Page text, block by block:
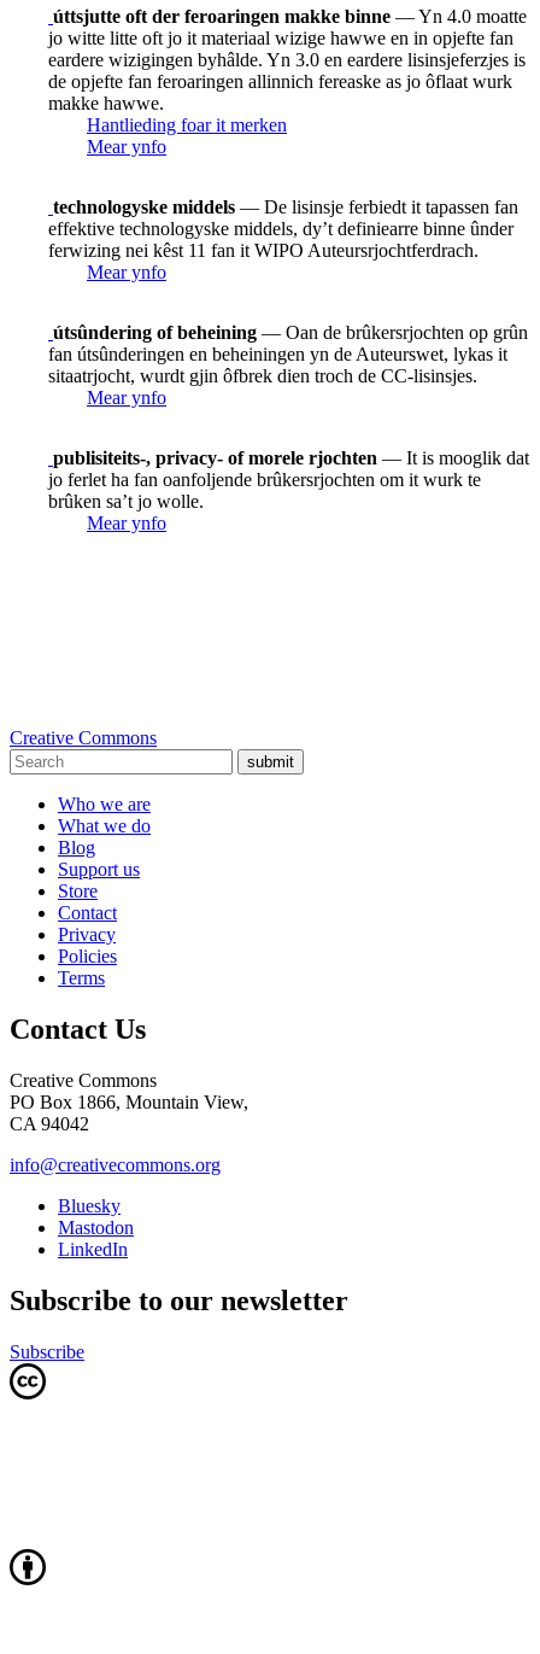
úttsjutte oft der feroaringen makke binne — Yn 4.0 moatte
jo witte litte oft jo it materiaal wizige hawwe en in opjefte fan
eardere wizigingen byhâlde. Yn 3.0 en eardere lisinsjeferzjes is
de opjefte fan feroaringen allinnich fereaske as jo ôflaat wurk
makke hawwe.
Hantlieding foar it merken
Mear ynfo
technologyske middels — De lisinsje ferbiedt it tapassen fan
effektive technologyske middels, dy’t definiearre binne ûnder
ferwizing nei kêst 11 fan it WIPO Auteursrjochtferdrach.
Mear ynfo
útsûndering of beheining — Oan de brûkersrjochten op grûn
fan útsûnderingen en beheiningen yn de Auteurswet, lykas it
sitaatrjocht, wurdt gjin ôfbrek dien troch de CC-lisinsjes.
Mear ynfo
publisiteits-, privacy- of morele rjochten — It is mooglik dat
jo ferlet ha fan oanfoljende brûkersrjochten om it wurk te
brûken sa’t jo wolle.
Mear ynfo
Creative Commons
submit
Who we are
What we do
Blog
Support us
Store
Contact
Privacy
Policies
Terms
Contact Us
Creative Commons
PO Box 1866, Mountain View,
CA 94042
info@creativecommons.org
Bluesky
Mastodon
LinkedIn
Subscribe to our newsletter
Subscribe